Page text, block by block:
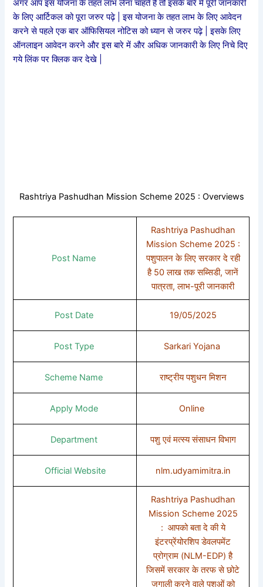
अगर आप इस योजना के तहत लाभ लेना चाहते है तो इसके बारे में पूरी जानकारी
के लिए आर्टिकल को पूरा जरुर पढ़े | इस योजना के तहत लाभ के लिए आवेदन
करने से पहले एक बार ऑफिसियल नोटिस को ध्यान से जरुर पढ़े | इसके लिए
ऑनलाइन आवेदन करने और इस बारे में और अधिक जानकारी के लिए निचे दिए
गये लिंक पर क्लिक कर देखे |
Rashtriya Pashudhan Mission Scheme 2025 : Overviews
Post Name
Rashtriya Pashudhan
Mission Scheme 2025 :
पशुपालन के लिए सरकार दे रही
है 50 लाख तक सब्सिडी, जानें
पात्रता, लाभ-पूरी जानकारी
Post Date 19/05/2025
Post Type Sarkari Yojana
Scheme Name राष्ट्रीय पशुधन मिशन
Apply Mode Online
Department पशु एवं मत्स्य संसाधन विभाग
Official Website nlm.udyamimitra.in
Rashtriya Pashudhan
Mission Scheme 2025
: आपको बता दे की ये
इंटरप्रेंयोरशिप डेवलपमेंट
प्रोग्राम (NLM-EDP) है
जिसमें सरकार के तरफ से छोटे
जुगाली करने वाले पशुओं को